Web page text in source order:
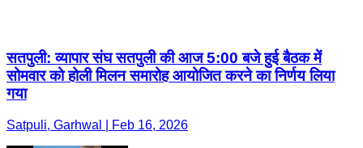
सतपुली: व्यापार संघ सतपुली की आज 5:00 बजे हुई बैठक में
सोमवार को होली मिलन समारोह आयोजित करने का निर्णय लिया
गया
Satpuli, Garhwal | Feb 16, 2026